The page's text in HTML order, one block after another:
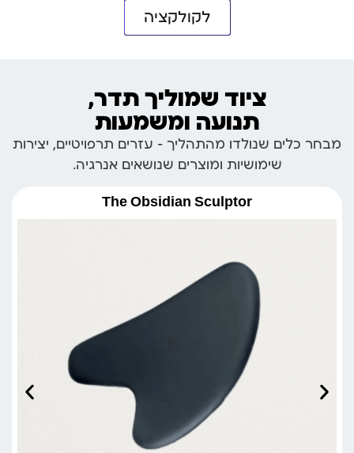
לקולקציה
ציוד שמוליך תדר,
תנועה ומשמעות
מבחר כלים שנולדו מהתהליך – עזרים תרפויטיים, יצירות
שימושיות ומוצרים שנושאים אנרגיה.
The Obsidian Sculptor